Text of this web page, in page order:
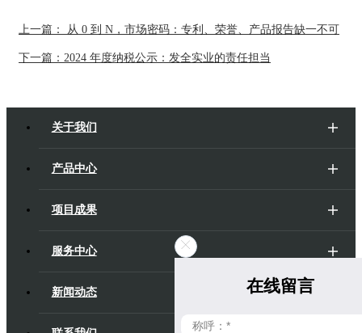
上一篇： 从 0 到 N，市场密码：专利、荣誉、产品报告缺一不可
下一篇：2024 年度纳税公示：发全实业的责任担当
关于我们
产品中心
项目成果
服务中心
新闻动态 在线留言